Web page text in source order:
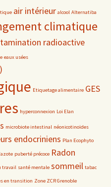
air intérieur alcool Alternatiba
climatique
radioactive
eaux usées
Etiquetage alimentaire GES
hyperconnexion Loi Elan
microbiote intestinal néonicotinoïdes
endocriniens Plan Ecophyto
puberté précoce Radon
travail santé mentale sommeil tabac
en transition Zone ZCR Grenoble